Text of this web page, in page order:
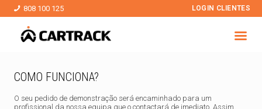
808 100 125 LOGIN CLIENTES
COMO FUNCIONA?
O seu pedido de demonstração será encaminhado para um
profissional da nossa equipa que o contactará de imediato. Assim,